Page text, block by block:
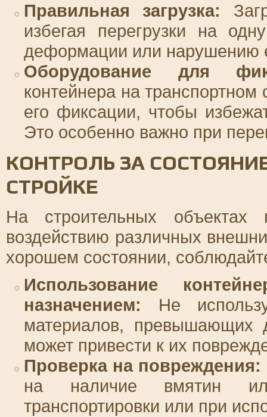
Правильная загрузка:
избегая перегрузки на
деформации или нарушению
Оборудование для
контейнера на
его фиксации, чтобы
Это особенно важно при
КОНТРОЛЬ ЗА
СТРОЙКЕ
На строительных объектах
воздействию различных
хорошем состоянии,
Использование
назначением: Не
материалов, превышающих
может привести к их
Проверка на повреждения:
на наличие вмятин
транспортировки или при